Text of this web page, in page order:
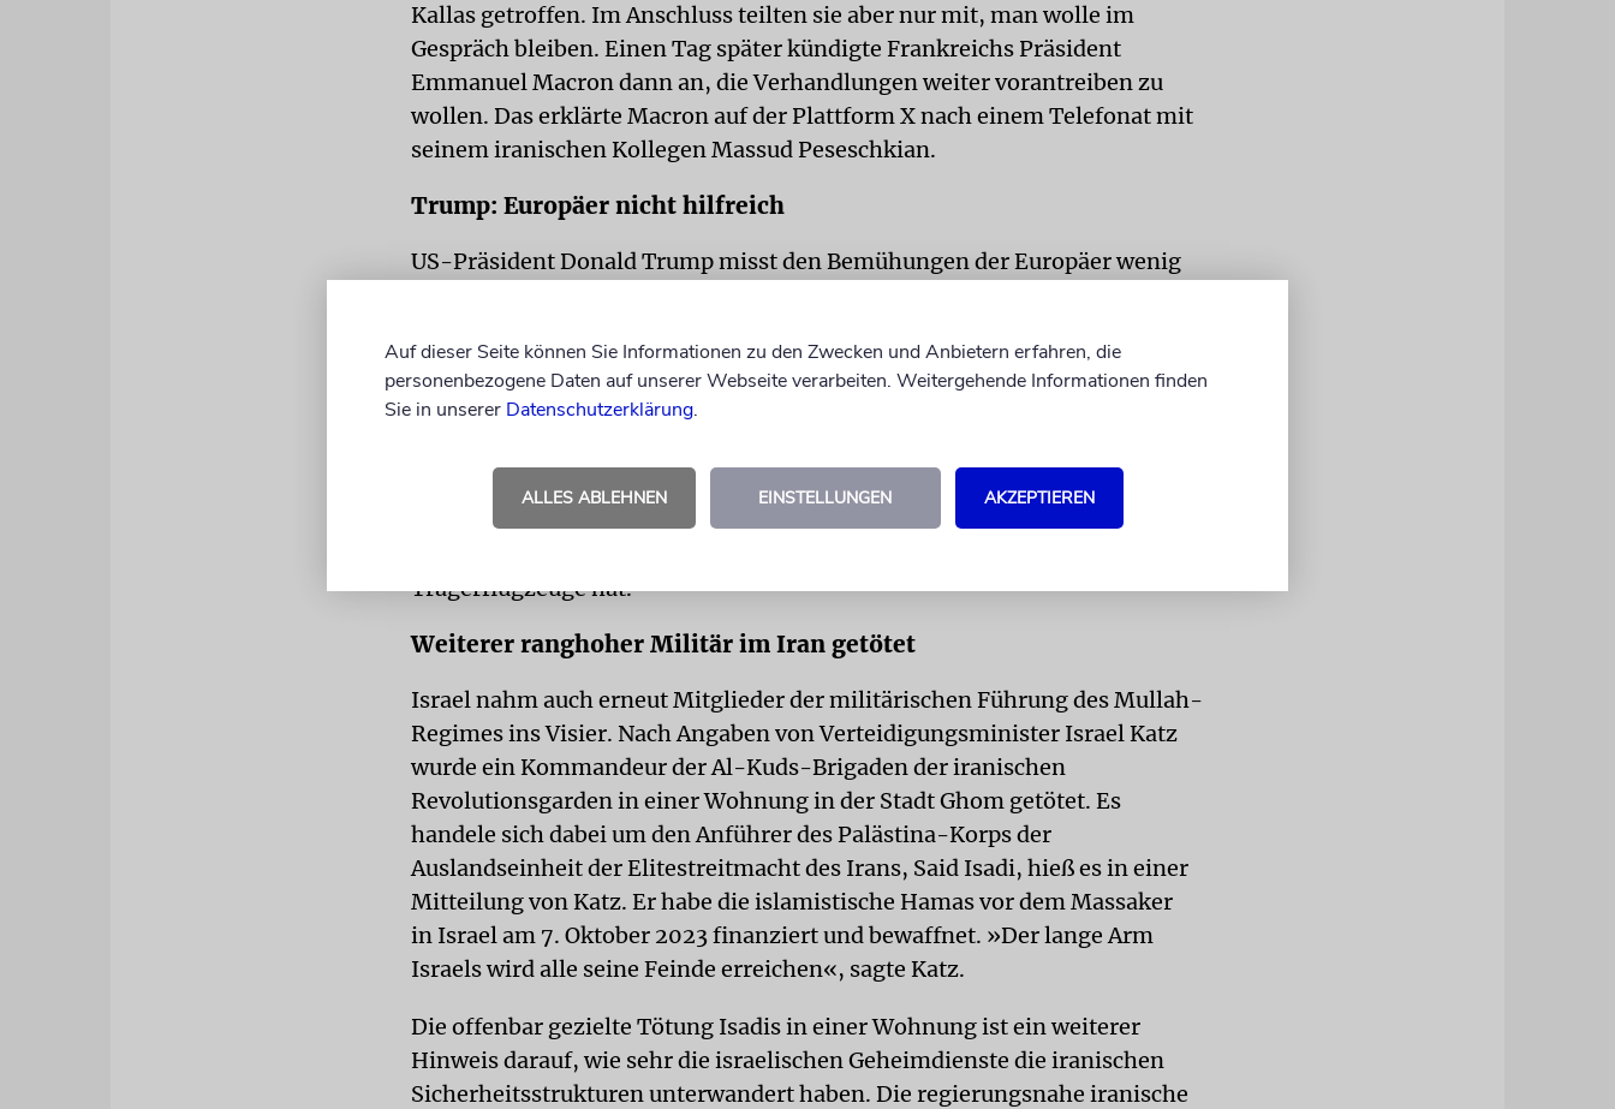
Kallas getroffen. Im Anschluss teilten sie aber nur mit, man wolle im
Gespräch bleiben. Einen Tag später kündigte Frankreichs Präsident
Emmanuel Macron dann an, die Verhandlungen weiter vorantreiben zu
wollen. Das erklärte Macron auf der Plattform X nach einem Telefonat mit
seinem iranischen Kollegen Massud Peseschkian.
Trump: Europäer nicht hilfreich
US-Präsident Donald Trump misst den Bemühungen der Europäer wenig
Journalisten, ob die Gespräche der Europäer hilfreich gewesen seien.
Trump hat sich nach eigenen Worten noch nicht festgelegt, ob er den Iran
Lage wären, die wichtige iranische Atomanlage Fordo, die bis zu 90 Meter
tief unter einem Felsmassiv liegt, zu zerstören. Darauf hofft Israel, das
Trägerflugzeuge hat.
Weiterer ranghoher Militär im Iran getötet
Israel nahm auch erneut Mitglieder der militärischen Führung des Mullah-
Regimes ins Visier. Nach Angaben von Verteidigungsminister Israel Katz
wurde ein Kommandeur der Al-Kuds-Brigaden der iranischen
Revolutionsgarden in einer Wohnung in der Stadt Ghom getötet. Es
handele sich dabei um den Anführer des Palästina-Korps der
Auslandseinheit der Elitestreitmacht des Irans, Said Isadi, hieß es in einer
Mitteilung von Katz. Er habe die islamistische Hamas vor dem Massaker
in Israel am 7. Oktober 2023 finanziert und bewaffnet. »Der lange Arm
Israels wird alle seine Feinde erreichen«, sagte Katz.
Die offenbar gezielte Tötung Isadis in einer Wohnung ist ein weiterer
Hinweis darauf, wie sehr die israelischen Geheimdienste die iranischen
Sicherheitsstrukturen unterwandert haben. Die regierungsnahe iranische
Auf dieser Seite können Sie Informationen zu den Zwecken und Anbietern erfahren, die
personenbezogene Daten auf unserer Webseite verarbeiten. Weitergehende Informationen finden
Sie in unserer Datenschutzerklärung.
ALLES ABLEHNEN EINSTELLUNGEN AKZEPTIEREN